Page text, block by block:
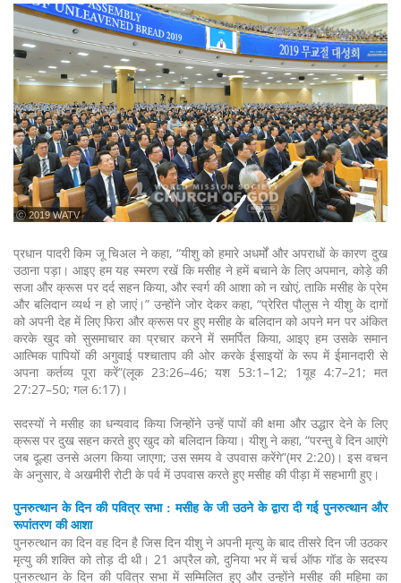
ⓒ 2019 WATV
प्रधान पादरी किम जू चिअल ने कहा, “यीशु को हमारे अधर्मों और अपराधों के कारण दुख
उठाना पड़ा। आइए हम यह स्मरण रखें कि मसीह ने हमें बचाने के लिए अपमान, कोड़े की
सजा और क्रूस पर दर्द सहन किया, और स्वर्ग की आशा को न खोएं, ताकि मसीह के प्रेम
और बलिदान व्यर्थ न हो जाएं।” उन्होंने जोर देकर कहा, “प्रेरित पौलुस ने यीशु के दागों
को अपनी देह में लिए फिरा और क्रूस पर हुए मसीह के बलिदान को अपने मन पर अंकित
करके खुद को सुसमाचार का प्रचार करने में समर्पित किया, आइए हम उसके समान
आत्मिक पापियों की अगुवाई पश्चाताप की ओर करके ईसाइयों के रूप में ईमानदारी से
अपना कर्तव्य पूरा करें”(लूक 23:26–46; यश 53:1–12; 1यूह 4:7–21; मत
27:27–50; गल 6:17)।
सदस्यों ने मसीह का धन्यवाद किया जिन्होंने उन्हें पापों की क्षमा और उद्धार देने के लिए
क्रूस पर दुख सहन करते हुए खुद को बलिदान किया। यीशु ने कहा, “परन्तु वे दिन आएंगे
जब दूल्हा उनसे अलग किया जाएगा; उस समय वे उपवास करेंगे”(मर 2:20)। इस वचन
के अनुसार, वे अखमीरी रोटी के पर्व में उपवास करते हुए मसीह की पीड़ा में सहभागी हुए।
पुनरुत्थान के दिन की पवित्र सभा : मसीह के जी उठने के द्वारा दी गई पुनरुत्थान और
रूपांतरण की आशा
पुनरुत्थान का दिन वह दिन है जिस दिन यीशु ने अपनी मृत्यु के बाद तीसरे दिन जी उठकर
मृत्यु की शक्ति को तोड़ दी थी। 21 अप्रैल को, दुनिया भर में चर्च ऑफ गॉड के सदस्य
पुनरुत्थान के दिन की पवित्र सभा में सम्मिलित हुए और उन्होंने मसीह की महिमा का